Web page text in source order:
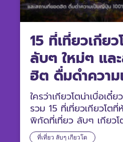
ที่เที่ยว ลับๆ เกียวโต
15 ที่เที่ยวเกีย
ลับๆ ใหม่ๆ และสถานที่ยอด
ฮิต ดื่มดำควา
100%
ใครว่าเกียวโตน่าเบื่อเดี๋ย
รวม 15 ที่เที่ยวเกียวโต
พิกัดที่เที่ยว ลับๆ เกียวโ
รู้จักน้อย